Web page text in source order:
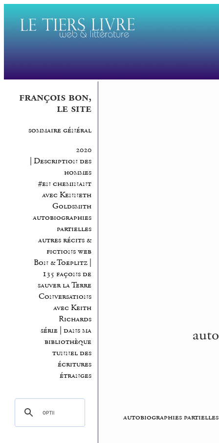
françois bon,
le site
sommaire général
2020
| Description des
hommes
#en cheminant
avec Kenneth
Goldsmith
autobiographies
partielles
autres récits &
fictions web
Bon & Toeplitz |
135 façons de
sauver la Terre
Conversations
avec Keith
Richards
série | dans ma
bibliothèque
tunnel des
écritures
étranges
autobiographies partielles